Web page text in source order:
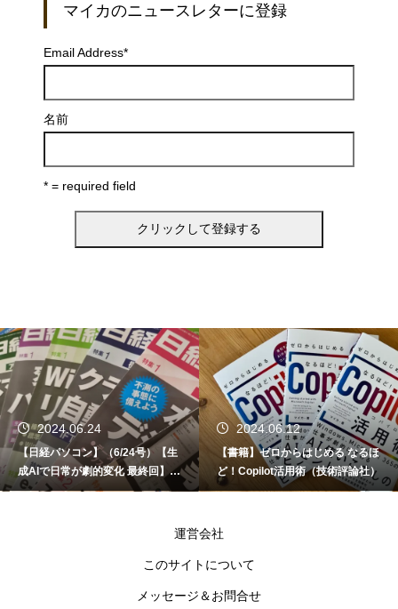
マイカのニュースレターに登録
Email Address*
名前
* = required field
2024.06.24
【日経パソコン】（6/24号）【生
成AIで日常が劇的変化 最終回】 A
I時代のアプリケーション／サービ
2024.06.12
【書籍】ゼロからはじめる なるほ
ど！Copilot活用術（技術評論社）
運営会社
このサイトについて
メッセージ＆お問合せ